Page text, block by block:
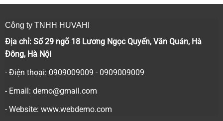
Công ty TNHH HUVAHI
Địa chỉ: Số 29 ngõ 18 Lương Ngọc Quyến, Văn Quán, Hà
Đông, Hà Nội
- Điện thoại: 0909009009 - 0909009009
- Email: demo@gmail.com
- Website: www.webdemo.com